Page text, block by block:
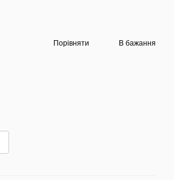
Порівняти В бажання